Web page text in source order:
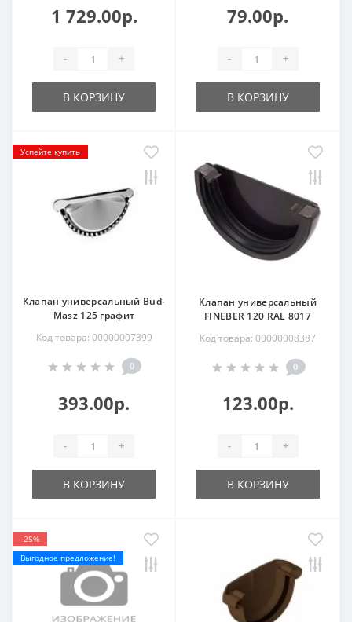
1 729.00р.
- +
В КОРЗИНУ
79.00р.
- +
В КОРЗИНУ
Успейте купить
Клапан универсальный Bud-
Masz 125 графит
Код товара: 00000007399
0
393.00р.
- +
В КОРЗИНУ
Клапан универсальный
FINEBER 120 RAL 8017
Код товара: 00000008387
0
123.00р.
- +
В КОРЗИНУ
-25%
Выгодное предложение!